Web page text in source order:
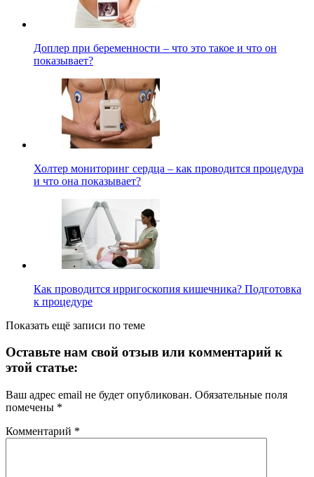
Доплер при беременности – что это такое и что он
показывает?
Холтер мониторинг сердца – как проводится процедура
и что она показывает?
Как проводится ирригоскопия кишечника? Подготовка
к процедуре
Показать ещё записи по теме
Оставьте нам свой отзыв или комментарий к
этой статье:
Ваш адрес email не будет опубликован. Обязательные поля
помечены *
Комментарий *